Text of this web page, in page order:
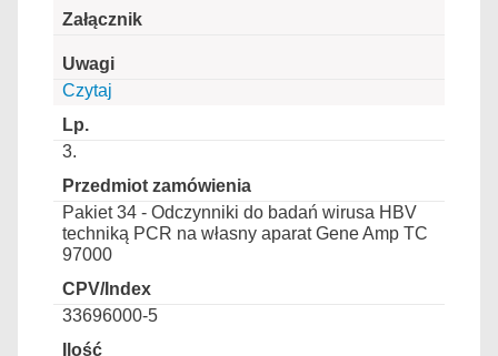
Czytaj
3.
Pakiet 34 - Odczynniki do badań wirusa HBV
techniką PCR na własny aparat Gene Amp TC
97000
33696000-5